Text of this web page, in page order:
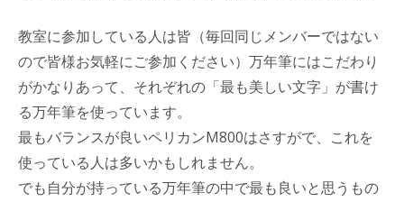
教室に参加している人は皆（毎回同じメンバーではない
ので皆様お気軽にご参加ください）万年筆にはこだわり
がかなりあって、それぞれの「最も美しい文字」が書け
る万年筆を使っています。
最もバランスが良いペリカンM800はさすがで、これを
使っている人は多いかもしれません。
でも自分が持っている万年筆の中で最も良いと思うもの